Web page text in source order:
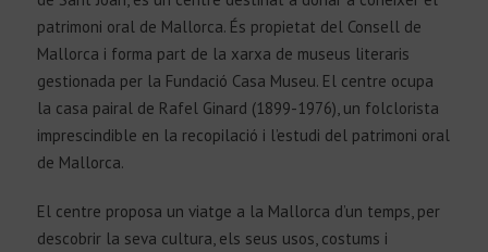
patrimoni oral de Mallorca. És propietat del Consell de
Mallorca i forma part de la xarxa de museus literaris
gestionada per la Fundació Casa Museu. El centre ocupa
la casa pairal de Rafel Ginard (1899-1976), un folclorista
imprescindible en la recopilació i l’estudi del patrimoni oral
de Mallorca.
El centre proposa un viatge a la Mallorca d’un temps, per
descobrir la seva cultura, els seus usos, costums i